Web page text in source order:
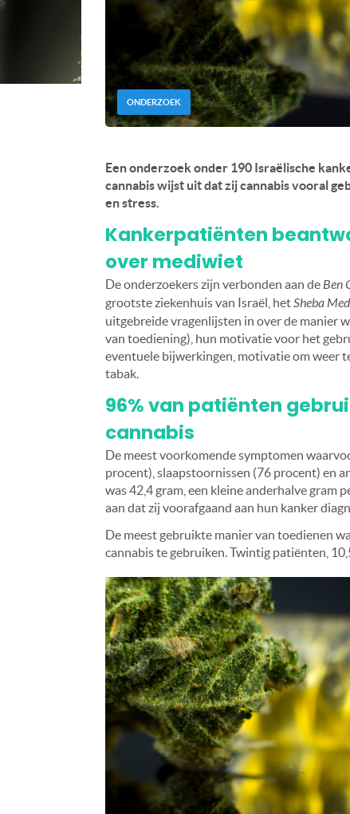
ONDERZOEK
Een onderzoek onder 190 Israëlische
cannabis wijst uit dat zij cannabis vooral
en stress.
Kankerpatiënten
over mediwiet
De onderzoekers zijn verbonden aan deBen
grootste ziekenhuis van Israël, hetSheba
uitgebreide vragenlijsten in over de manier
van toediening), hun motivatie voor het
eventuele bijwerkingen, motivatie om weer
tabak.
96% van patiënten
cannabis
De meest voorkomende symptomen
procent), slaapstoornissen (76 procent) en
was 42,4 gram, een kleine anderhalve gram
aan dat zij voorafgaand aan hun kanker
De meest gebruikte manier van toedienen
cannabis te gebruiken. Twintig patiënten,